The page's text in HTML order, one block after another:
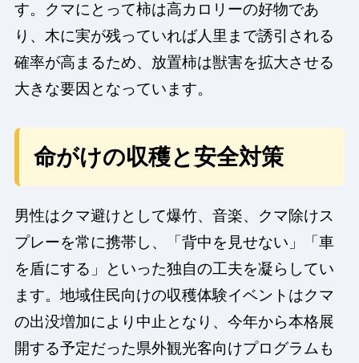
す。クマにとって柿は高カロリーの好物であ
り、木に実が残っていれば人里まで誘引される
確率が高まるため、放置柿は獣害を拡大させる
大きな要因となっています。
命がけの収穫と安全対策
男性はクマ避けとして爆竹、音楽、クマ除けス
プレーを常に携帯し、「背中を見せない」「車
を盾にする」といった独自の工夫を凝らしてい
ます。地域住民向けの収穫体験イベントはクマ
の出没増加により中止となり、今年から本格展
開する予定だった県外観光客向けプログラムも